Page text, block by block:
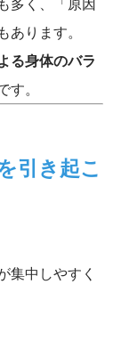
多く、「原因
あります。
る身体のバラ
す。
引き起こ
集中しやすく